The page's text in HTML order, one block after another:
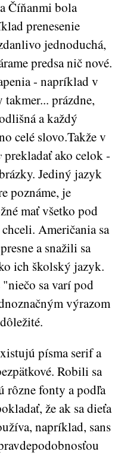
Číňanmi bola
prenesenie
jednoduchá,
predsa nič nové.
- napríklad v
prázdne,
a každý
celé slovo.Takže v
prekladať ako celok -
Jediný jazyk
poznáme, je
mať všetko pod
Američania sa
a snažili sa
ich školský jazyk.
sa varí pod
výrazom
písma serif a
Robili sa
rôzne fonty a podľa
že ak sa dieťa
napríklad, sans